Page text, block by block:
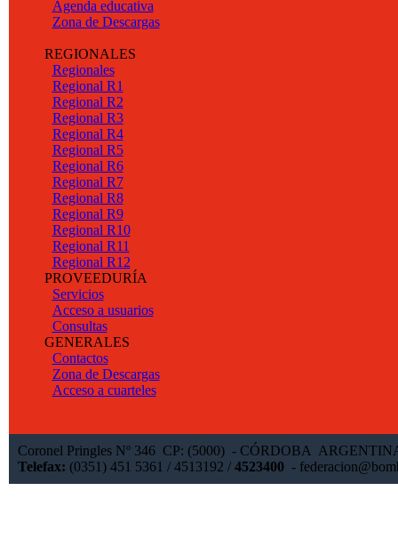
Agenda educativa
Zona de Descargas
REGIONALES
Regionales
Regional R1
Regional R2
Regional R3
Regional R4
Regional R5
Regional R6
Regional R7
Regional R8
Regional R9
Regional R10
Regional R11
Regional R12
PROVEEDURÍA
Servicios
Acceso a usuarios
Consultas
GENERALES
Contactos
Zona de Descargas
Acceso a cuarteles
Coronel Pringles Nº 346 CP: (5000) - CÓRDOBA
Telefax: (0351) 451 5361 / 4513192 / 4523400-